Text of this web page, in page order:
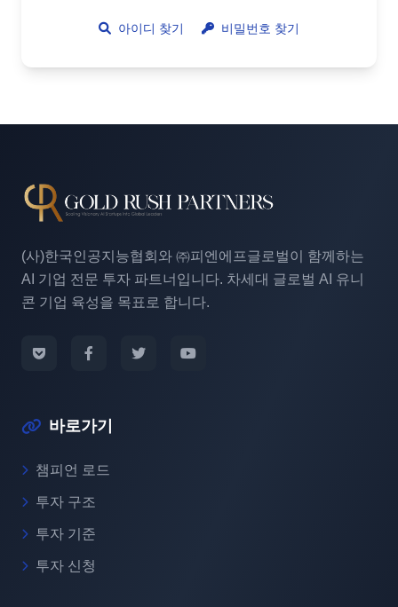
아이디 찾기 비밀번호 찾기
(사)한국인공지능협회와 ㈜피엔에프글로벌이 함께하는
AI 기업 전문 투자 파트너입니다. 차세대 글로벌 AI 유니
콘 기업 육성을 목표로 합니다.
바로가기
챔피언 로드
투자 구조
투자 기준
투자 신청